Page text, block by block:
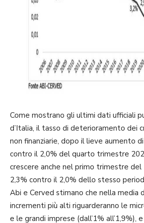
Come mostrano gli ultimi dati ufficiali
d’Italia, il tasso di deterioramento dei
non finanziarie, dopo il lieve aumento
contro il 2,0% del quarto trimestre
crescere anche nel primo trimestre
2,3% contro il 2,0% dello stesso
Abi e Cerved stimano che nella media
incrementi più alti riguarderanno le
e le grandi imprese (dall’1% all’1,9%),